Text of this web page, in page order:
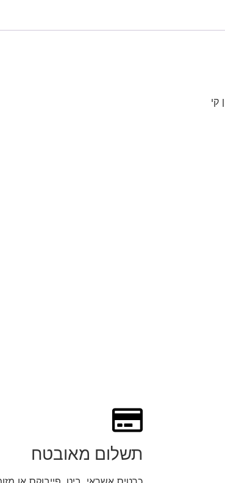
קי
תשלום מאובטח